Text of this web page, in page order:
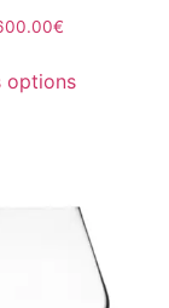
€
options